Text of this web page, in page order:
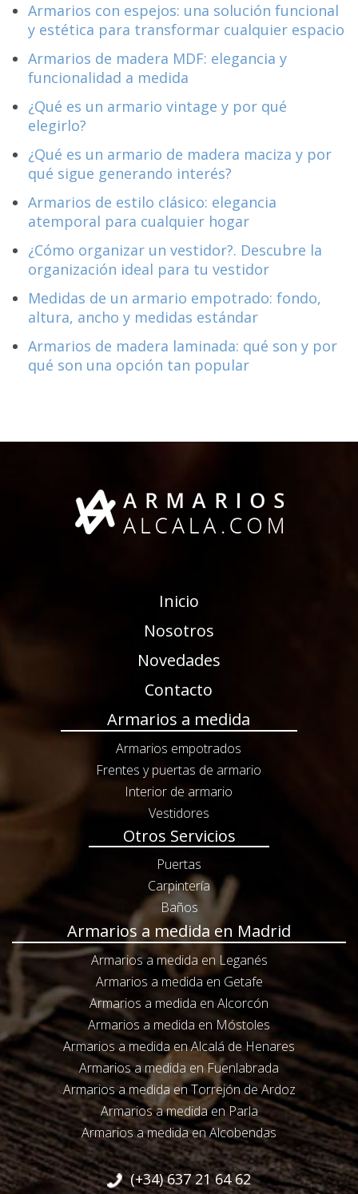
Armarios con espejos: una solución funcional
y estética para transformar cualquier espacio
Armarios de madera MDF: elegancia y
funcionalidad a medida
¿Qué es un armario vintage y por qué
elegirlo?
¿Qué es un armario de madera maciza y por
qué sigue generando interés?
Armarios de estilo clásico: elegancia
atemporal para cualquier hogar
¿Cómo organizar un vestidor?. Descubre la
organización ideal para tu vestidor
Medidas de un armario empotrado: fondo,
altura, ancho y medidas estándar
Armarios de madera laminada: qué son y por
qué son una opción tan popular
Inicio
Nosotros
Novedades
Contacto
Armarios a medida
Armarios empotrados
Frentes y puertas de armario
Interior de armario
Vestidores
Otros Servicios
Puertas
Carpintería
Baños
Armarios a medida en Madrid
Armarios a medida en Leganés
Armarios a medida en Getafe
Armarios a medida en Alcorcón
Armarios a medida en Móstoles
Armarios a medida en Alcalá de Henares
Armarios a medida en Fuenlabrada
Armarios a medida en Torrejón de Ardoz
Armarios a medida en Parla
Armarios a medida en Alcobendas
(+34) 637 21 64 62